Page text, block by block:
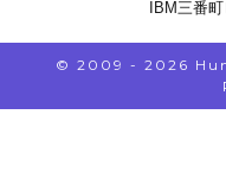
IBM三番
© 2009 - 2026